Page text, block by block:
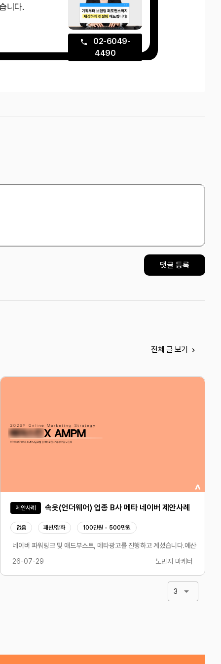
니다.
02-6049-
4490
댓글 등록
전체 글 보기
인하여 개선점 전달- 기존 세팅 오류 진단하여 매체와 업종 특성에 맞는 신
PC지면 MO지면 모두 상위노출 미확보 상태였습니다. 파워링크 품질지수 3칸
제안사례 속옷(언더웨어) 업종 B사 메타 네이버 제안사례
없음 패션/잡화 100만원 - 500만원
네이버 파워링크 및 애드부스트, 메타광고를 진행하고 계셨습니다.예산은 월
26-07-29
노민지 마케터
3